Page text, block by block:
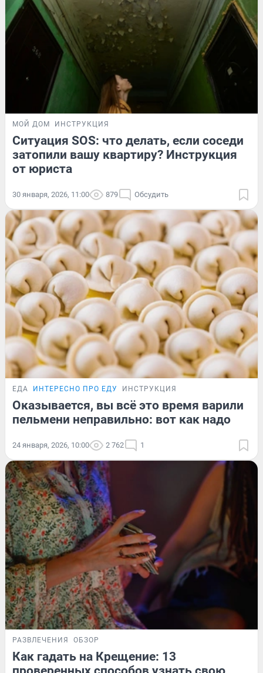
МОЙ ДОМ ИНСТРУКЦИЯ
Ситуация SOS: что делать, если соседи
затопили вашу квартиру? Инструкция
от юриста
30 января, 2026, 11:00 879 Обсудить
ЕДА ИНТЕРЕСНО ПРО ЕДУ ИНСТРУКЦИЯ
Оказывается, вы всё это время варили
пельмени неправильно: вот как надо
24 января, 2026, 10:00 2 762 1
РАЗВЛЕЧЕНИЯ ОБЗОР
Как гадать на Крещение: 13